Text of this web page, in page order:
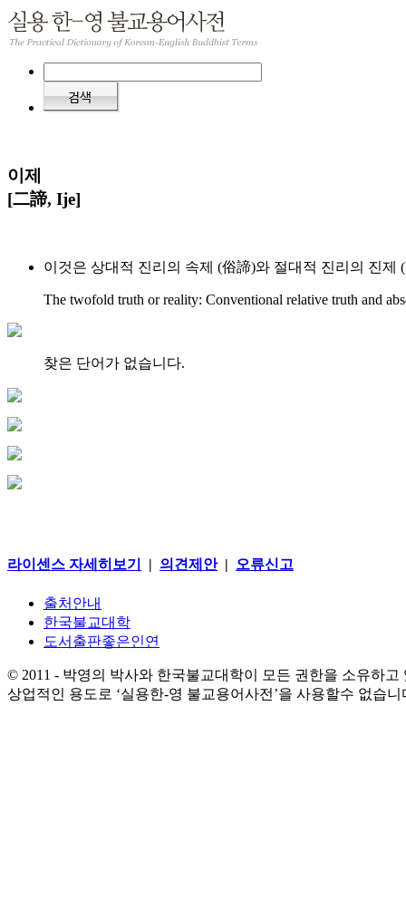
이제
[二諦, Ije]
이것은 상대적 진리의 속제 (俗諦)와 절대적 진리의 진제
The twofold truth or reality: Conventional relative truth and
찾은 단어가 없습니다.
라이센스 자세히보기 | 의견제안| 오류신고
출처안내
한국불교대학
도서출판좋은인연
© 2011 - 박영의 박사와 한국불교대학이 모든 권한을 소유하고
상업적인 용도로 ‘실용한-영 불교용어사전’을 사용할수 없습니